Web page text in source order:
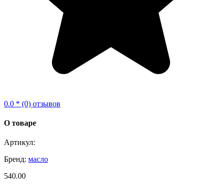
0.0 * (0) отзывов
О товаре
Артикул:
Бренд: масло
540.00